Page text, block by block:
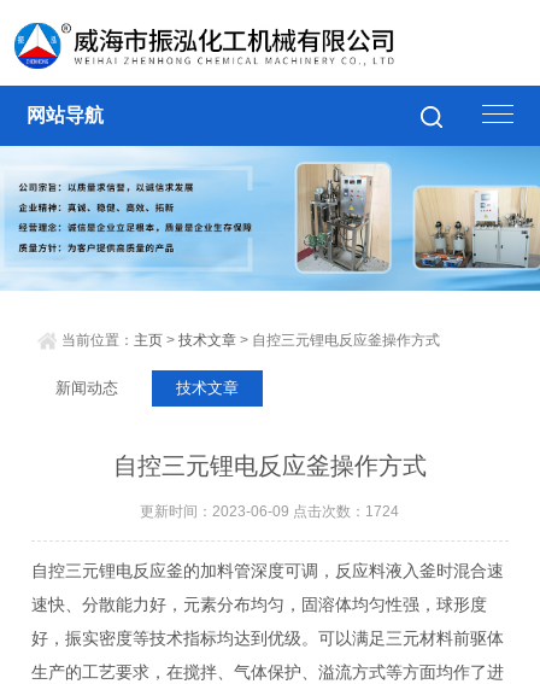
网站导航
当前位置： 主页 >技术文章 > 自控三元锂电反应釜操作方式
新闻动态 技术文章
自控三元锂电反应釜操作方式
更新时间：2023-06-09 点击次数：1724
自控三元锂电反应釜的加料管深度可调，反应料液入釜时混合速
速快、分散能力好，元素分布均匀，固溶体均匀性强，球形度
好，振实密度等技术指标均达到优级。可以满足三元材料前驱体
生产的工艺要求，在搅拌、气体保护、溢流方式等方面均作了进